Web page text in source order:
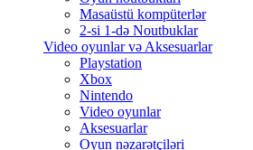
Masaüstü kompüterlər
2-si 1-də Noutbuklar
Video oyunlar və Aksesuarlar
Playstation
Xbox
Nintendo
Video oyunlar
Aksesuarlar
Oyun nəzarətçiləri